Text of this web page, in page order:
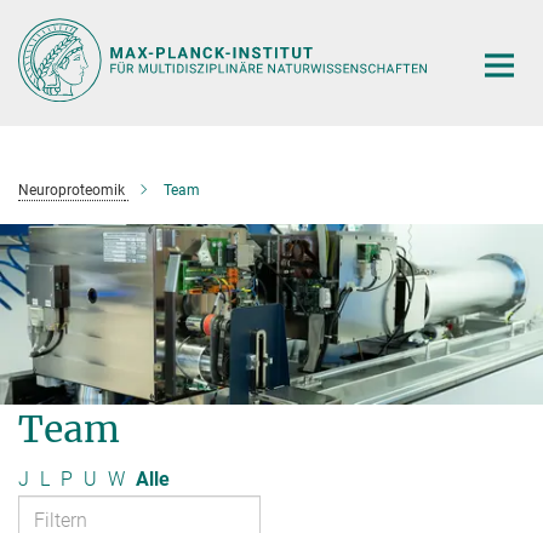
Hauptinhalt
Neuroproteomik Team
Team
J L P U W Alle